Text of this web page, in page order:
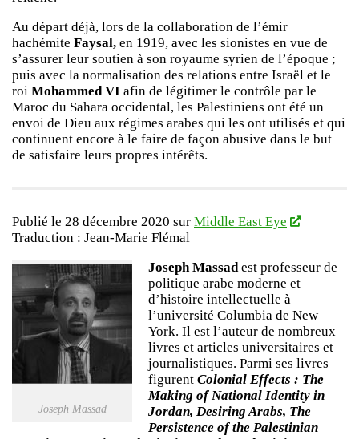
Au départ déjà, lors de la collaboration de l’émir
hachémite Faysal, en 1919, avec les sionistes en vue de
s’assurer leur soutien à son royaume syrien de l’époque ;
puis avec la normalisation des relations entre Israël et le
roi Mohammed VI afin de légitimer le contrôle par le
Maroc du Sahara occidental, les Palestiniens ont été un
envoi de Dieu aux régimes arabes qui les ont utilisés et qui
continuent encore à le faire de façon abusive dans le but
de satisfaire leurs propres intérêts.
Publié le 28 décembre 2020 sur Middle East Eye
Traduction : Jean-Marie Flémal
Joseph Massad
Joseph Massad est professeur de
politique arabe moderne et
d’histoire intellectuelle à
l’université Columbia de New
York. Il est l’auteur de nombreux
livres et articles universitaires et
journalistiques. Parmi ses livres
figurent Colonial Effects : The
Making of National Identity in
Jordan, Desiring Arabs, The
Persistence of the Palestinian